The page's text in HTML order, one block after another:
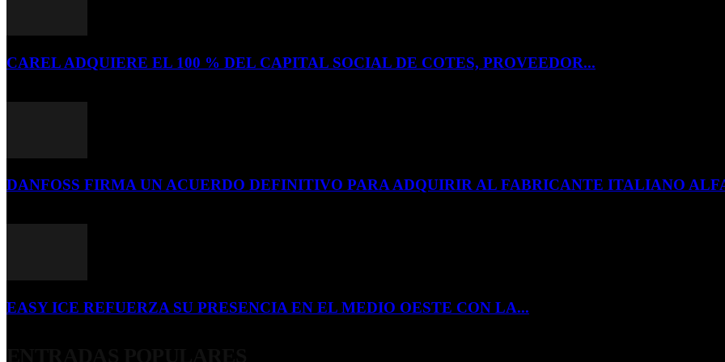
CAREL ADQUIERE EL 100 % DEL CAPITAL SOCIAL DE COTES, PROVEEDOR...
DANFOSS FIRMA UN ACUERDO DEFINITIVO PARA ADQUIRIR AL FABRICANTE ITALIANO
EASY ICE REFUERZA SU PRESENCIA EN EL MEDIO OESTE CON LA...